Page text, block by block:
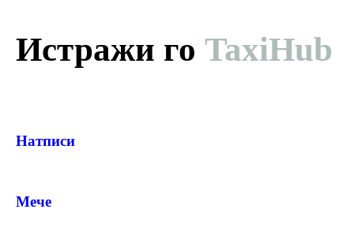
— ден
ПЛАТИ ПРИ ДОСТАВА ВО КЕШ
Истражи го TaxiHub
Натписи
Мече